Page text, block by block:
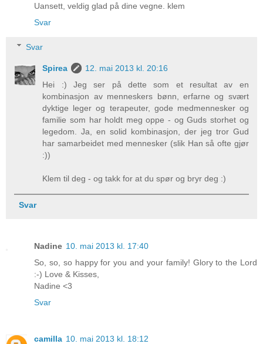
Uansett, veldig glad på dine vegne. klem
Svar
Svar
Spirea
12. mai 2013 kl. 20:16
Hei :) Jeg ser på dette som et resultat av en
kombinasjon av menneskers bønn, erfarne og svært
dyktige leger og terapeuter, gode medmennesker og
familie som har holdt meg oppe - og Guds storhet og
legedom. Ja, en solid kombinasjon, der jeg tror Gud
har samarbeidet med mennesker (slik Han så ofte gjør
:))
Klem til deg - og takk for at du spør og bryr deg :)
Svar
Nadine 10. mai 2013 kl. 17:40
So, so, so happy for you and your family! Glory to the Lord
:-) Love & Kisses,
Nadine <3
Svar
camilla 10. mai 2013 kl. 18:12